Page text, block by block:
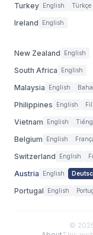
Turkey English Türkçe
Ireland English
New Zealand English
South Africa English
Malaysia English
Philippines English
Vietnam English
Belgium English
Switzerland English
Austria English
Portugal English
©